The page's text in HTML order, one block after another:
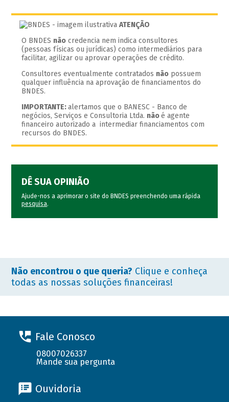
ATENÇÃO
O BNDES não credencia nem indica consultores
(pessoas físicas ou jurídicas) como intermediários para
facilitar, agilizar ou aprovar operações de crédito.
Consultores eventualmente contratados não possuem
qualquer influência na aprovação de financiamentos do
BNDES.
IMPORTANTE:alertamos que o BANESC - Banco de
negócios, Serviços e Consultoria Ltda. nãoé agente
financeiro autorizado a intermediar financiamentos com
recursos do BNDES.
DÊ SUA OPINIÃO
Ajude-nos a aprimorar o site do BNDES preenchendo uma rápida
pesquisa.
Não encontrou o que queria? Clique e conheça
todas as nossas soluções financeiras!
Fale Conosco
08007026337
Mande sua pergunta
Ouvidoria